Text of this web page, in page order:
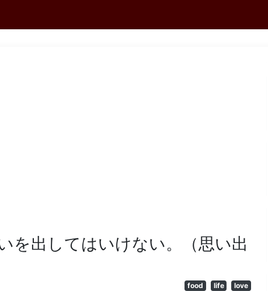
を出してはいけない。（思い出
food life love